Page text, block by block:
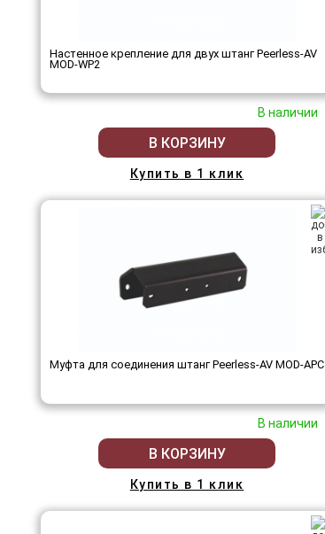
Настенное крепление для двух штанг Peerless-AV
MOD-WP2
В наличии
В КОРЗИНУ
Купить в 1 клик
Муфта для соединения штанг Peerless-AV MOD-APC
В наличии
В КОРЗИНУ
Купить в 1 клик